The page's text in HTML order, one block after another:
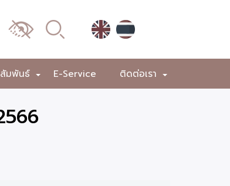
เมนู
เปลี่ยน
ผล
+
สัมพันธ์ E-Service +
ติดต่อเรา